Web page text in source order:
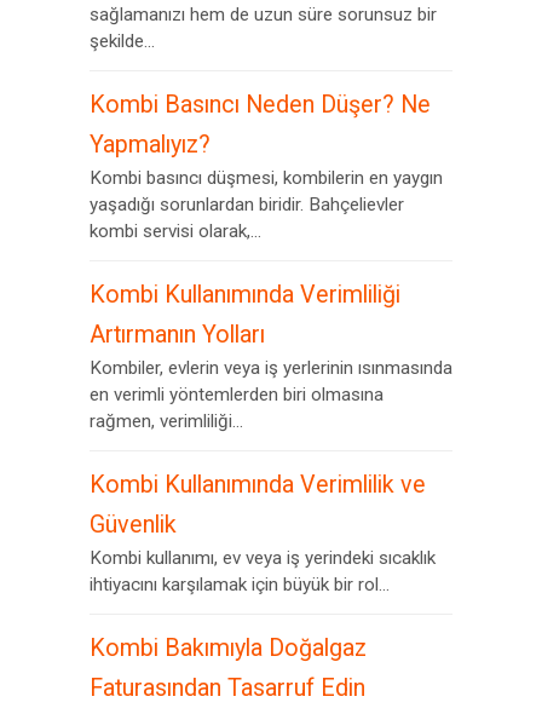
sağlamanızı hem de uzun süre sorunsuz bir
şekilde...
Kombi Basıncı Neden Düşer? Ne
Yapmalıyız?
Kombi basıncı düşmesi, kombilerin en yaygın
yaşadığı sorunlardan biridir. Bahçelievler
kombi servisi olarak,...
Kombi Kullanımında Verimliliği
Artırmanın Yolları
Kombiler, evlerin veya iş yerlerinin ısınmasında
en verimli yöntemlerden biri olmasına
rağmen, verimliliği...
Kombi Kullanımında Verimlilik ve
Güvenlik
Kombi kullanımı, ev veya iş yerindeki sıcaklık
ihtiyacını karşılamak için büyük bir rol...
Kombi Bakımıyla Doğalgaz
Faturasından Tasarruf Edin